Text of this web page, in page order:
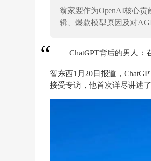
翁家翌作为OpenAI核心贡
辑、爆款模型原因及对
ChatGPT背后的男人：
智东西1月20日报道，
接受专访，他首次详尽讲述